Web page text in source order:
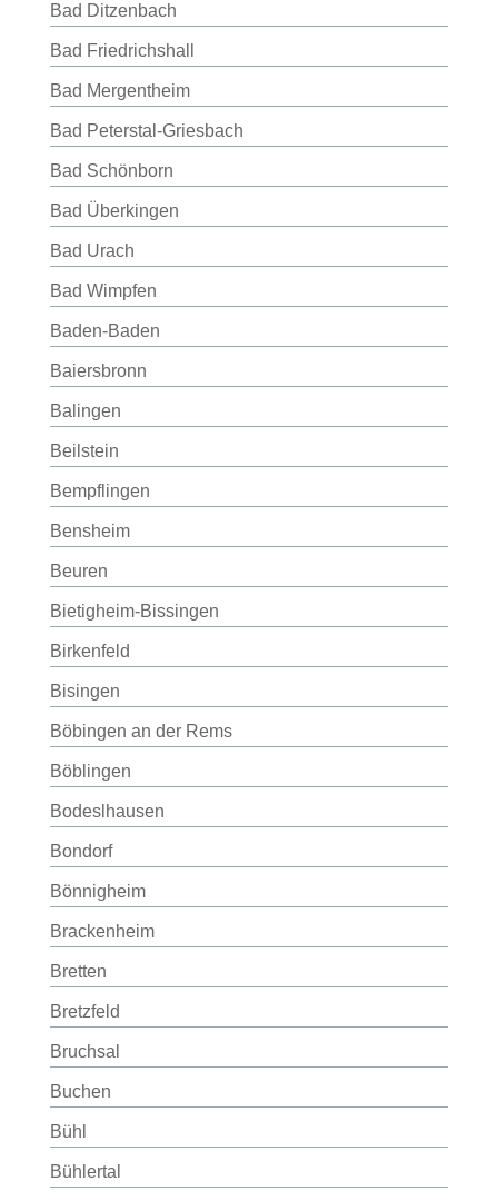
Bad Ditzenbach
Bad Friedrichshall
Bad Mergentheim
Bad Peterstal-Griesbach
Bad Schönborn
Bad Überkingen
Bad Urach
Bad Wimpfen
Baden-Baden
Baiersbronn
Balingen
Beilstein
Bempflingen
Bensheim
Beuren
Bietigheim-Bissingen
Birkenfeld
Bisingen
Böbingen an der Rems
Böblingen
Bodeslhausen
Bondorf
Bönnigheim
Brackenheim
Bretten
Bretzfeld
Bruchsal
Buchen
Bühl
Bühlertal